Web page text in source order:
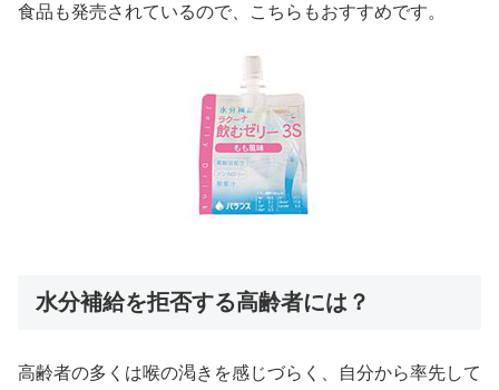
食品も発売されているので、こちらもおすすめです。
水分補給を拒否する高齢者には？
高齢者の多くは喉の渇きを感じづらく、自分から率先して